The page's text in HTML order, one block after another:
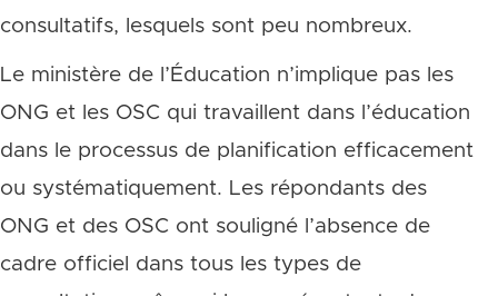
consultatifs, lesquels sont peu nombreux.
Le ministère de l’Éducation n’implique pas les
ONG et les OSC qui travaillent dans l’éducation
dans le processus de planification efficacement
ou systématiquement. Les répondants des
ONG et des OSC ont souligné l’absence de
cadre officiel dans tous les types de